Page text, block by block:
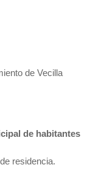
de Vecilla
de habitantes
residencia.